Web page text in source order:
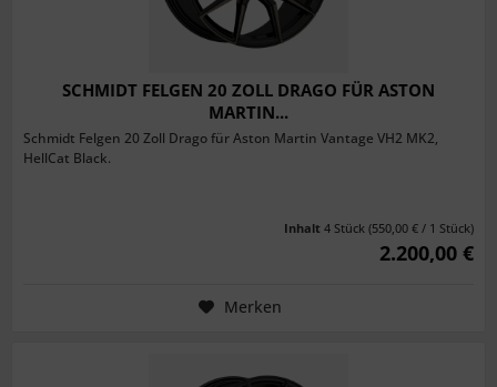
SCHMIDT FELGEN 20 ZOLL DRAGO FÜR ASTON
MARTIN...
Schmidt Felgen 20 Zoll Drago für Aston Martin Vantage VH2 MK2,
HellCat Black.
Inhalt 4 Stück (550,00 € / 1 Stück)
2.200,00 €
Merken